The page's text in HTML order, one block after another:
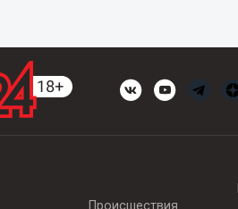
Происшествия